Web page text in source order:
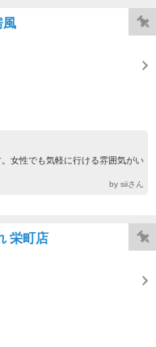
風
女性でも気軽に行ける雰囲気がい
by siiさん
栄町店